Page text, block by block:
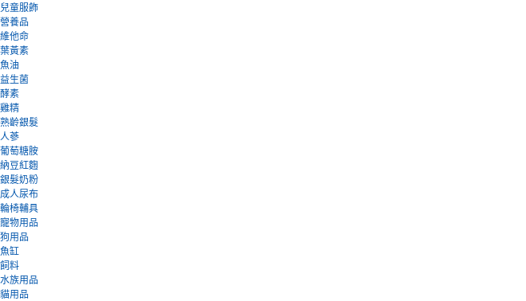
兒童服飾
營養品
維他命
葉黃素
魚油
益生菌
酵素
雞精
熟齡銀髮
人蔘
葡萄糖胺
納豆紅麴
銀髮奶粉
成人尿布
輪椅輔具
寵物用品
狗用品
魚缸
飼料
水族用品
貓用品